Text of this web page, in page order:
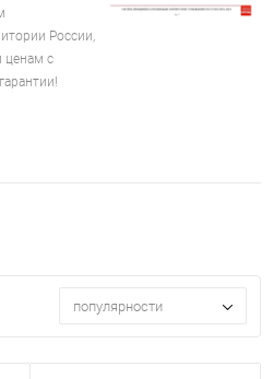
России,
ценам с
популярности